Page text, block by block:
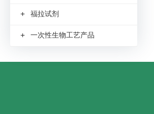
+ 福拉试剂
+ 一次性生物工艺产品